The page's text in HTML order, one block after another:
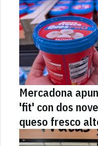
Mercadona
'fit' con dos
queso fresco